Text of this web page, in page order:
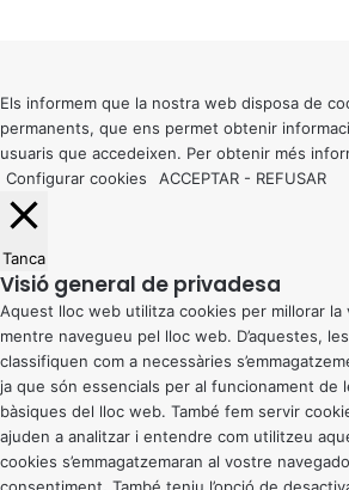
button
Els informem que la nostra web disposa de
permanents, que ens permet obtenir
usuaris que accedeixen. Per obtenir més
Configurar cookies
ACCEPTAR - REFUSAR
Tanca
Visió general de privadesa
Aquest lloc web utilitza cookies per millorar la
mentre navegueu pel lloc web. D’aquestes,
classifiquen com a necessàries
ja que són essencials per al funcionament de
bàsiques del lloc web. També fem servir
ajuden a analitzar i entendre com utilitzeu
cookies s’emmagatzemaran al vostre